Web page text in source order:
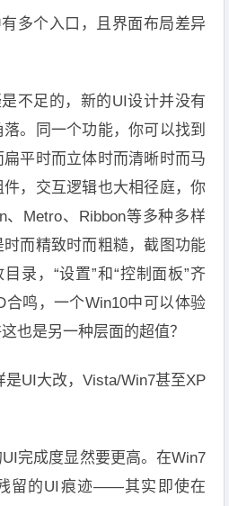
多个入口，且界面布局差异
不足的，新的UI设计并没有
。同一个功能，你可以找到
平时而立体时而清晰时而马
，交互逻辑也大相径庭，你
、Metro、Ribbon等多种多样
而精致时而粗糙，截图功能
录，“设置”和“控制面板”齐
合鸣，一个Win10中可以体验
也是另一种层面的超值？
UI大改，Vista/Win7甚至XP
完成度显然要更高。在Win7
留的UI痕迹——其实即使在